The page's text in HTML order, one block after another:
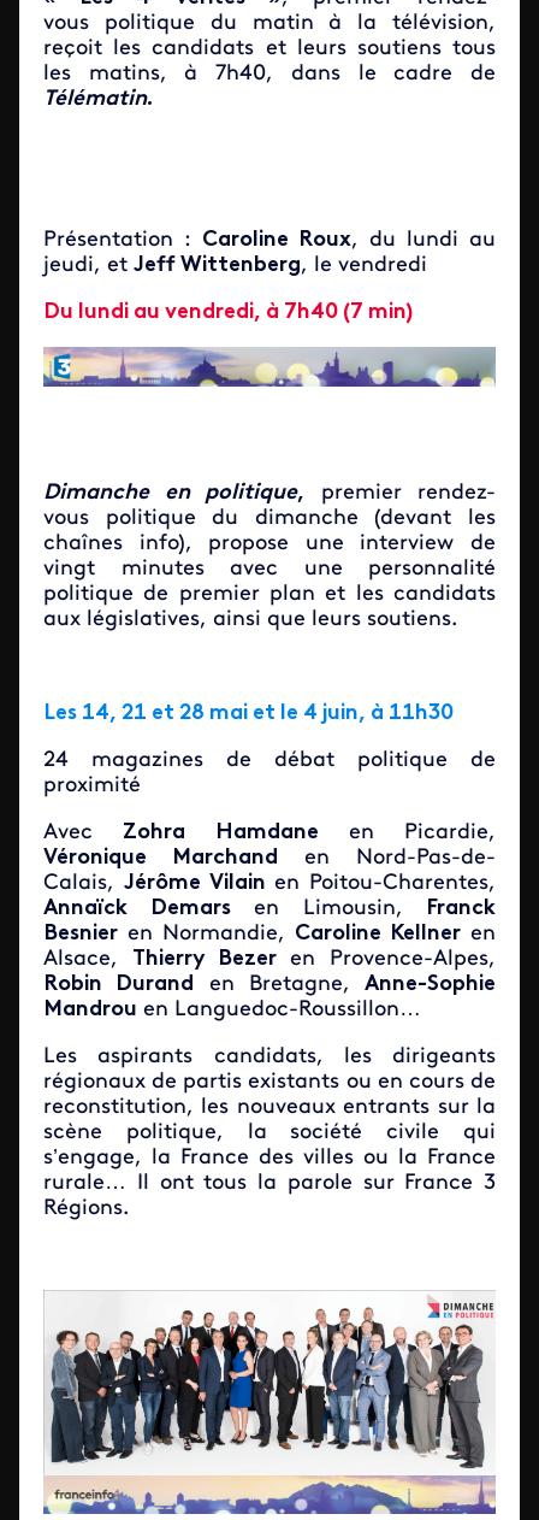
vous politique du matin à la télévision,
reçoit les candidats et leurs soutiens tous
les matins, à 7h40, dans le cadre de
Télématin.
Présentation : Caroline Roux, du lundi au
jeudi, et Jeff Wittenberg, le vendredi
Du lundi au vendredi, à 7h40 (7 min)
Dimanche en politique, premier rendez-
vous politique du dimanche (devant les
chaînes info), propose une interview de
vingt minutes avec une personnalité
politique de premier plan et les candidats
aux législatives, ainsi que leurs soutiens.
Les 14, 21 et 28 mai et le 4 juin, à 11h30
24 magazines de débat politique de
proximité
Avec Zohra Hamdane en Picardie,
Véronique Marchand
en Nord-Pas-de-
Calais, Jérôme Vilain en Poitou-Charentes,
Annaïck Demarsen Limousin,
Franck
Besnier en Normandie, Caroline Kellner en
Alsace, Thierry Bezeren Provence-Alpes,
Robin Durand
en Bretagne, Anne-Sophie
Mandrou en Languedoc-Roussillon…
Les aspirants candidats, les dirigeants
régionaux de partis existants ou en cours de
reconstitution, les nouveaux entrants sur la
scène politique, la société civile qui
s’engage, la France des villes ou la France
rurale… Il ont tous la parole sur France 3
Régions.